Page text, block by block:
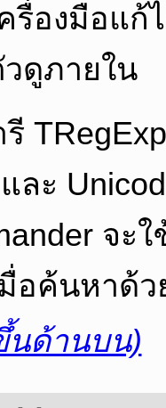
รื่องมือแก้
ดูภายใน
รี
ละ
จะ
อค้นหาด้ว
นด้านบน)